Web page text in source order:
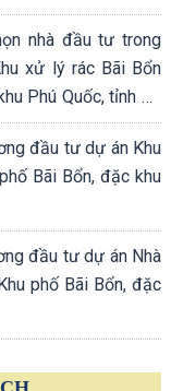
nhà đầu tư trong
xử lý rác Bãi Bổn
Phú Quốc, tỉnh An
đầu tư dự án Khu
Bãi Bổn, đặc khu
đầu tư dự án Nhà
phố Bãi Bổn, đặc